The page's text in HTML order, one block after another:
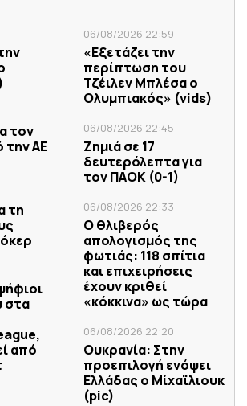
τον
ΑΕ
τη
στα
από
06/08/2026 22:59
«Εξετάζει την
περίπτωση του
Τζέιλεν Μπλέσα ο
Ολυμπιακός» (vids)
06/08/2026 22:45
Ζημιά σε 17
δευτερόλεπτα για
τον ΠΑΟΚ (0-1)
06/08/2026 22:33
Ο θλιβερός
απολογισμός της
φωτιάς: 118 σπίτια
και επιχειρήσεις
έχουν κριθεί
«κόκκινα» ως τώρα
06/08/2026 22:20
Ουκρανία: Στην
προεπιλογή ενόψει
Ελλάδας ο Μίχαϊλιουκ
(pic)